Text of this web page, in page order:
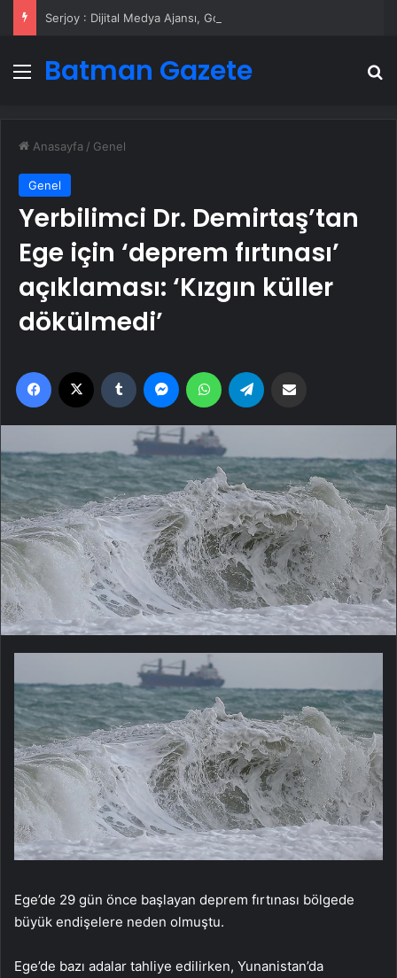
Menü
Batman Gazete
Anasayfa / Genel
Genel
Yerbilimci Dr. Demirtaş’tan
Ege için ‘deprem fırtınası’
açıklaması: ‘Kızgın küller
dökülmedi’
Facebook Tumblr MessengerWhatsApp
Ege’de 29 gün önce başlayan deprem fırtınası bölgede
büyük endişelere neden olmuştu.
Ege’de bazı adalar tahliye edilirken, Yunanistan’da